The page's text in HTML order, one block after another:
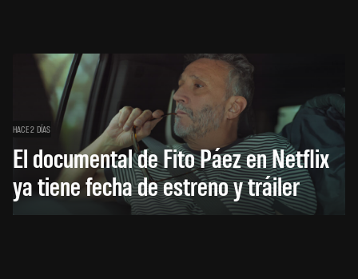
HACE 2 DÍAS
El documental de Fito Páez en Netflix
ya tiene fecha de estreno y tráiler